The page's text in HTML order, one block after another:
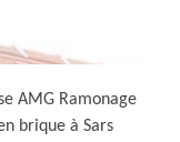
AMG Ramonage
brique à Sars